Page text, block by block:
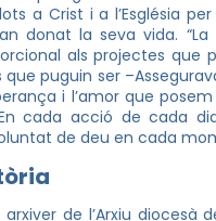
a Crist i a l’Església
donat la seva vida.
als projectes que
puguin ser
i l’amor que
cada acció de cada
de deu en cada
arxiver de l’Arxiu diocesà